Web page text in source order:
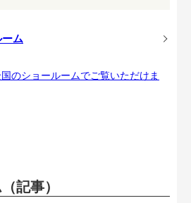
ム
のショールームでご覧いただけま
記事）